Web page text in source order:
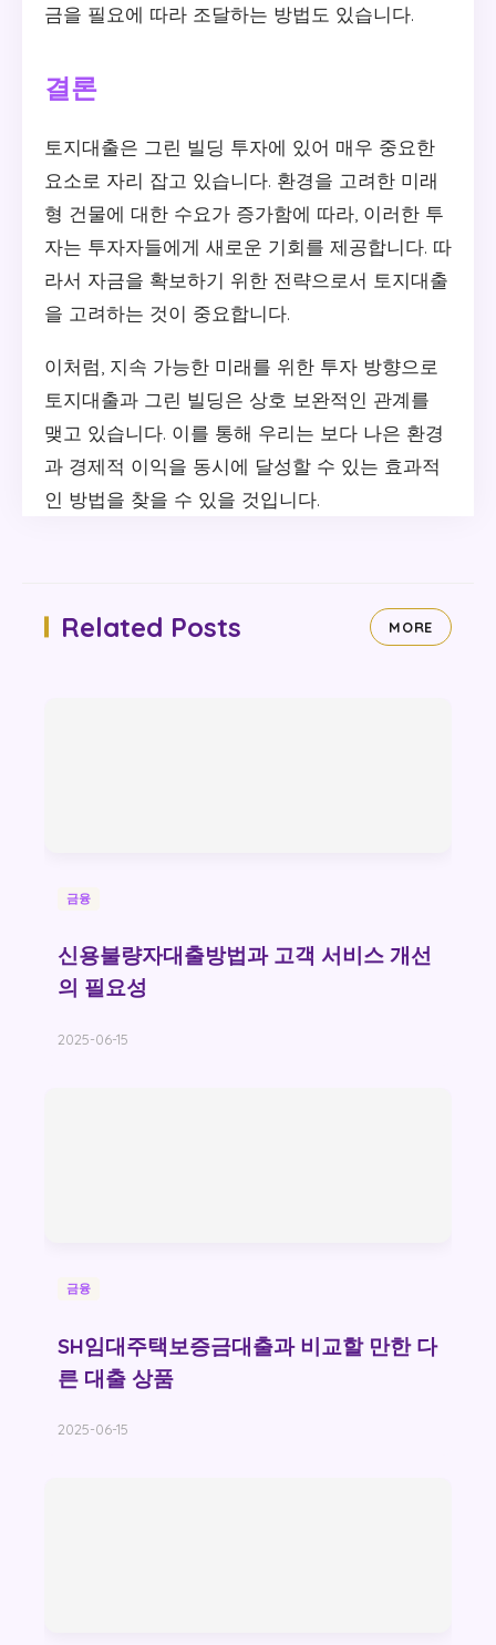
금을 필요에 따라 조달하는 방법도 있습니다.
결론
토지대출은 그린 빌딩 투자에 있어 매우 중요한
요소로 자리 잡고 있습니다. 환경을 고려한 미래
형 건물에 대한 수요가 증가함에 따라, 이러한 투
자는 투자자들에게 새로운 기회를 제공합니다. 따
라서 자금을 확보하기 위한 전략으로서 토지대출
을 고려하는 것이 중요합니다.
이처럼, 지속 가능한 미래를 위한 투자 방향으로
토지대출과 그린 빌딩은 상호 보완적인 관계를
맺고 있습니다. 이를 통해 우리는 보다 나은 환경
과 경제적 이익을 동시에 달성할 수 있는 효과적
인 방법을 찾을 수 있을 것입니다.
Related Posts MORE
금융
신용불량자대출방법과 고객 서비스 개선
의 필요성
2025-06-15
금융
SH임대주택보증금대출과 비교할 만한 다
른 대출 상품
2025-06-15